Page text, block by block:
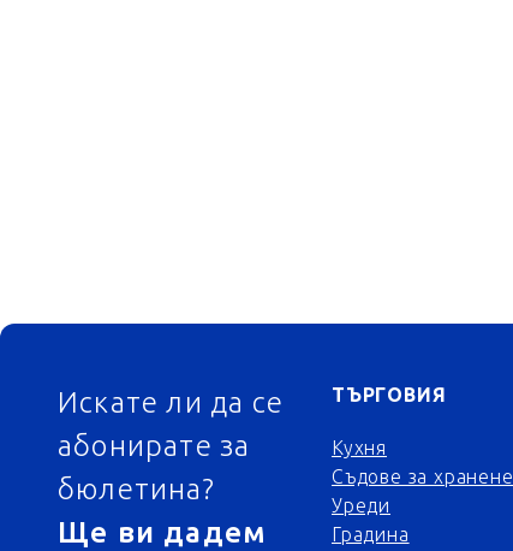
ФУТЕР
Искате ли да се
абонирате за
бюлетина?
Ще ви дадем
ТЪРГОВИЯ
Кухня
Съдове за хранене
Уреди
Градина